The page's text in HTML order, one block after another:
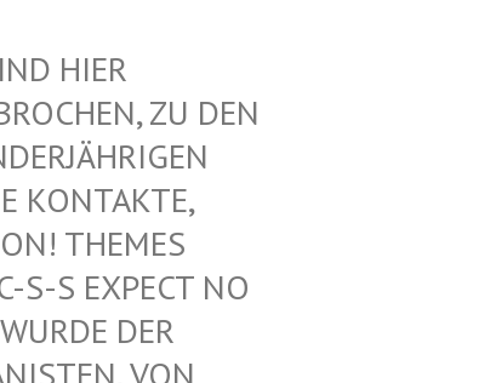
HIER V
ZU DEN V
Z
N
THEMES F
S EXPECT NO M
DER L
VON U